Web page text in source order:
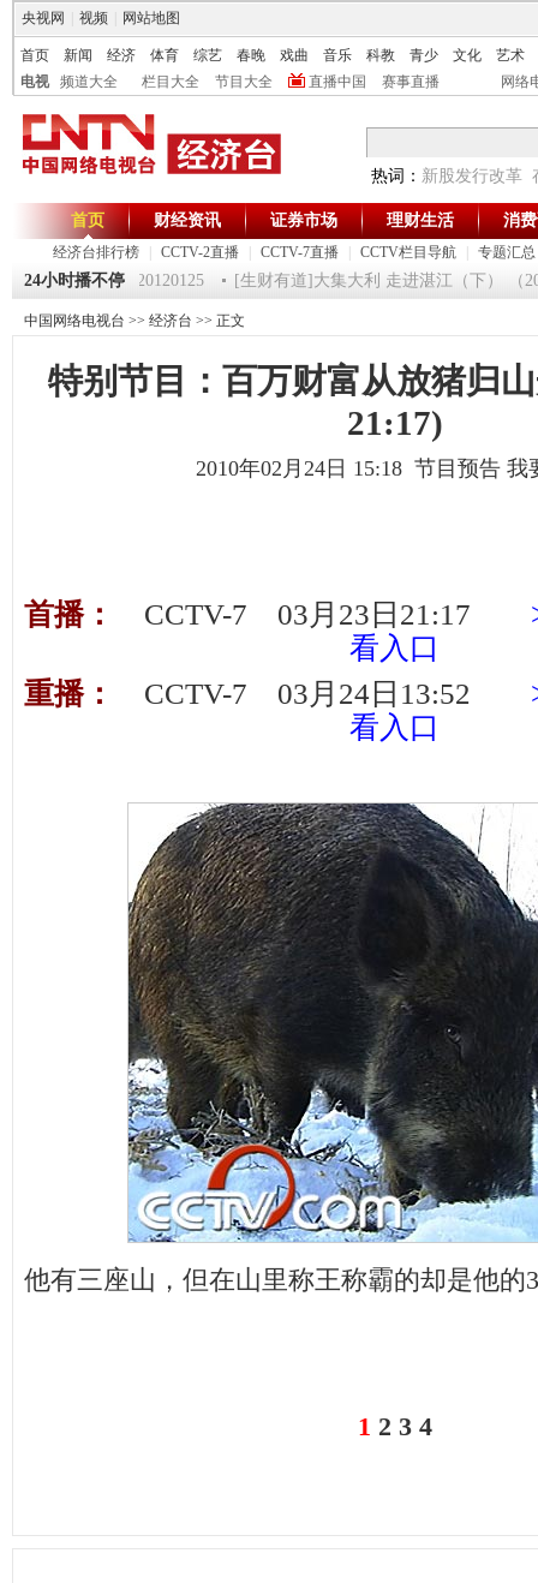
央视网 视频 网站地图
首页 新闻 经济 体育 综艺 春晚 戏曲 音乐 科教 青少 文化
艺术
电视
频道大全 栏目大全 节目大全 直播中国 赛事直播 网络
热词： 新股发行改革
首页
经济台排行榜 CCTV-2直播 CCTV-7直播 CCTV栏目导航 专题汇总
财经资讯 证券市场 理财生活 消
24小时播不停
《第一时间》 20120125 [生财有道]大集大利 走进湛江（下） （
中国网络电视台 >> 经济台 >> 正文
特别节目：百万财富从放猪归
21:17)
2010年02月24日 15:18 节目预告 我
首播： CCTV-7 03月23日21:17
看入口
重播：
CCTV-7 03月24日13:52
看入口
他有三座山，但在山里称王称霸的却是他的
1 2 3 4